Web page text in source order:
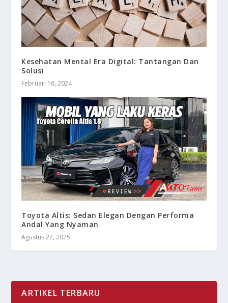
Kesehatan Mental Era Digital: Tantangan Dan
Solusi
Februari 16, 2024
Toyota Altis: Sedan Elegan Dengan Performa
Andal Yang Nyaman
Agustus 27, 2025
ARTIKEL TERBARU